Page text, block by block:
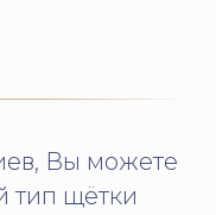
Вы можете
тип щётки